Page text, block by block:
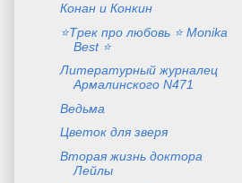
Конан и Конкин
⭐Трек про любовь ⭐ Monika
Best ⭐
Литературный журналец
Армалинского N471
Ведьма
Цветок для зверя
Вторая жизнь доктора
Лейлы